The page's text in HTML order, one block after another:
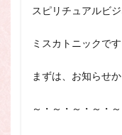
スピリチュアルビ
ミスカトニックです
まずは、お知らせ
～・～・～・～・
スピリチュアル・
スピリチュアル・セ
アル・カウンセラ